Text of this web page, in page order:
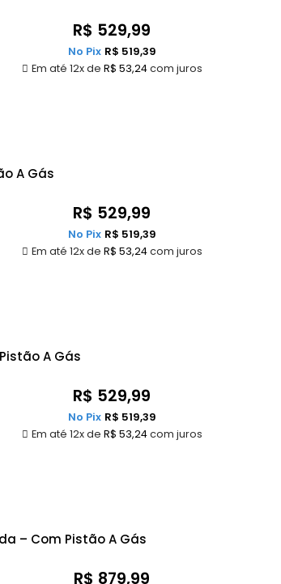
R$ 529,99
Em até 12x de R$ 53,24com juros
No Pix R$ 519,39
A Gás
R$ 529,99
Em até 12x de R$ 53,24com juros
No Pix R$ 519,39
A Gás
R$ 529,99
Em até 12x de R$ 53,24com juros
No Pix R$ 519,39
– Com Pistão A Gás
R$ 879,99